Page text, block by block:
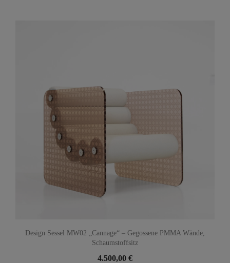
Design Sessel MW02 „Cannage“ – Gegossene PMMA Wände,
Schaumstoffsitz
4.500,00 €